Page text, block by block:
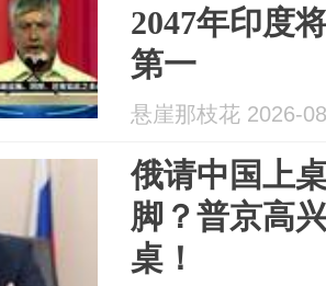
2047年印度
第一
悬崖那枝花 2026-
俄请中国上
脚？普京高
桌！